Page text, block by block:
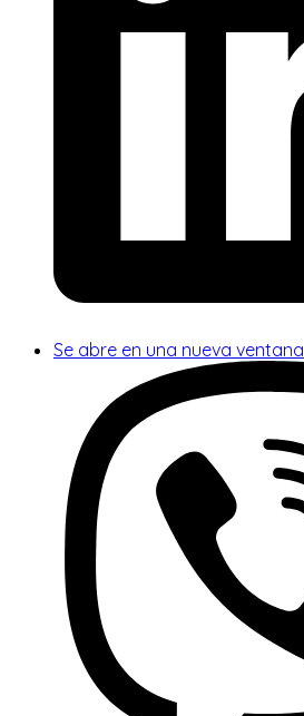
Se abre en una nueva ventana